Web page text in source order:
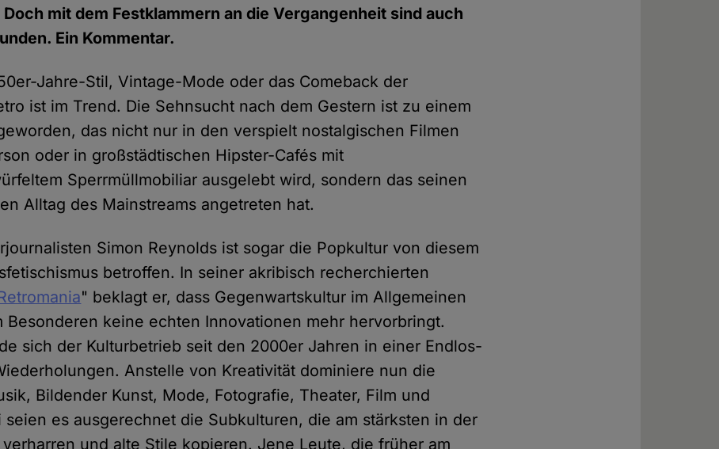
mit dem Festklammern an die Vergangenheit sind auch
Ein Kommentar.
Jahre-Stil, Vintage-Mode oder das Comeback der
ist im Trend. Die Sehnsucht nach dem Gestern ist zu einem
das nicht nur in den verspielt nostalgischen Filmen
oder in großstädtischen Hipster-Cafés mit
Sperrmüllmobiliar ausgelebt wird, sondern das seinen
Alltag des Mainstreams angetreten hat.
Simon Reynolds ist sogar die Popkultur von diesem
betroffen. In seiner akribisch recherchierten
" beklagt er, dass Gegenwartskultur im Allgemeinen
Besonderen keine echten Innovationen mehr hervorbringt.
sich der Kulturbetrieb seit den 2000er Jahren in einer Endlos-
Anstelle von Kreativität dominiere nun die
Bildender Kunst, Mode, Fotografie, Theater, Film und
seien es ausgerechnet die Subkulturen, die am stärksten in der
und alte Stile kopieren. Jene Leute, die früher am